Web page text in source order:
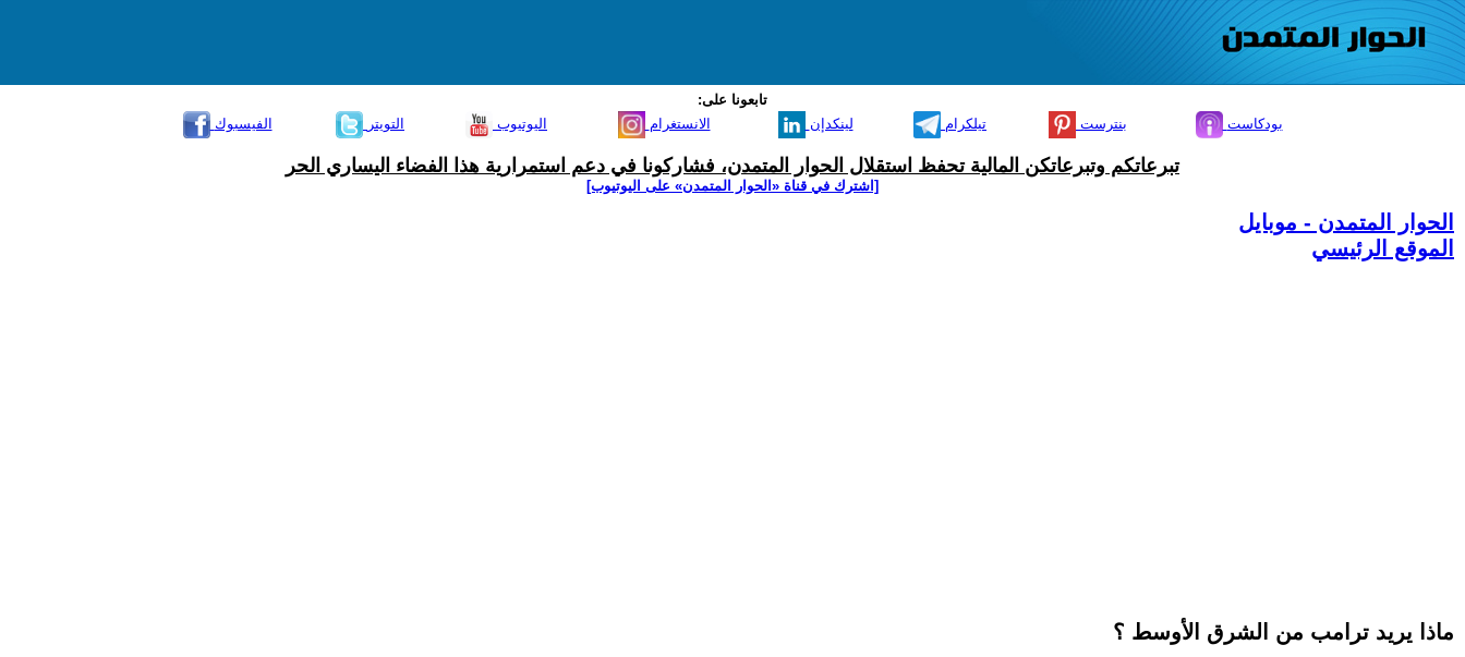
تابعونا على:
الفيسبوك
التويتر اليوتيوب الانستغرام لينكدإن تيلكرام بنترست بودكاست
تبرعاتكم وتبرعاتكن المالية تحفظ استقلال الحوار المتمدن، فشاركونا في دعم استمرارية هذا الفضاء اليساري الحر
[اشترك في قناة ‫«الحوار المتمدن» على اليوتيوب]
الحوار المتمدن - موبايل
الموقع الرئيسي
ماذا يريد ترامب من الشرق الأوسط ؟